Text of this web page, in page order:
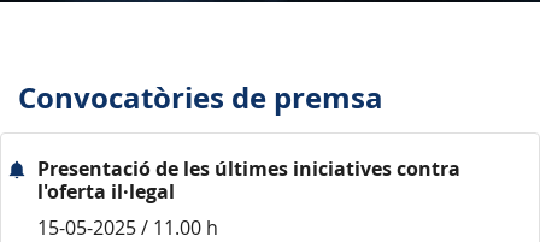
Convocatòries de premsa
Presentació de les últimes iniciatives contra
l'oferta il·legal
15-05-2025 / 11.00 h